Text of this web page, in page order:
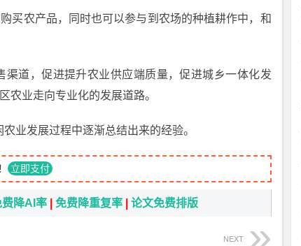
买农产品，同时也可以参与到农场的种植耕作中，和
道，促进提升农业供应端质量，促进城乡一体化发
农业走向专业化的发展道路。
业发展过程中逐渐总结出来的经验。
立即支付
费降AI率 免费降重复率 论文免费排版
NEXT